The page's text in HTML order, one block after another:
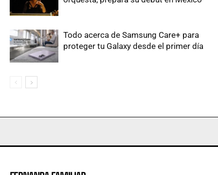
Todo acerca de Samsung Care+ para
proteger tu Galaxy desde el primer día